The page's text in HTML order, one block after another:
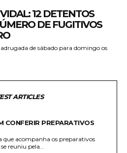
12 DETENTOS
DE FUGITIVOS
ARTICLES
CONFERIR PREPARATIVOS
que acompanha os preparativos
reuniu pela...